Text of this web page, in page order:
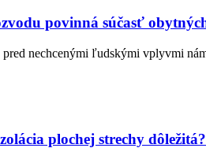
povinná súčasť
pred nechcenými ľudskými vplyvmi
plochej strechy dôležitá?